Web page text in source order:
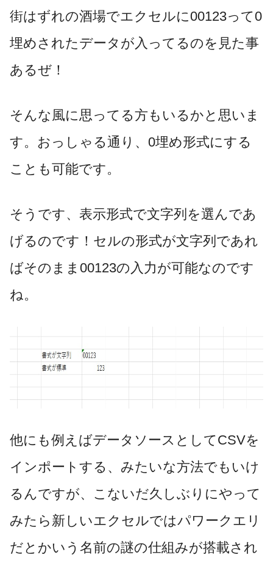
街はずれの酒場でエクセルに00123って0
埋めされたデータが入ってるのを見た事
あるぜ！
そんな風に思ってる方もいるかと思いま
す。おっしゃる通り、0埋め形式にする
ことも可能です。
そうです、表示形式で文字列を選んであ
げるのです！セルの形式が文字列であれ
ばそのまま00123の入力が可能なのです
ね。
他にも例えばデータソースとしてCSVを
インポートする、みたいな方法でもいけ
るんですが、こないだ久しぶりにやって
みたら新しいエクセルではパワークエリ
だとかいう名前の謎の仕組みが搭載され